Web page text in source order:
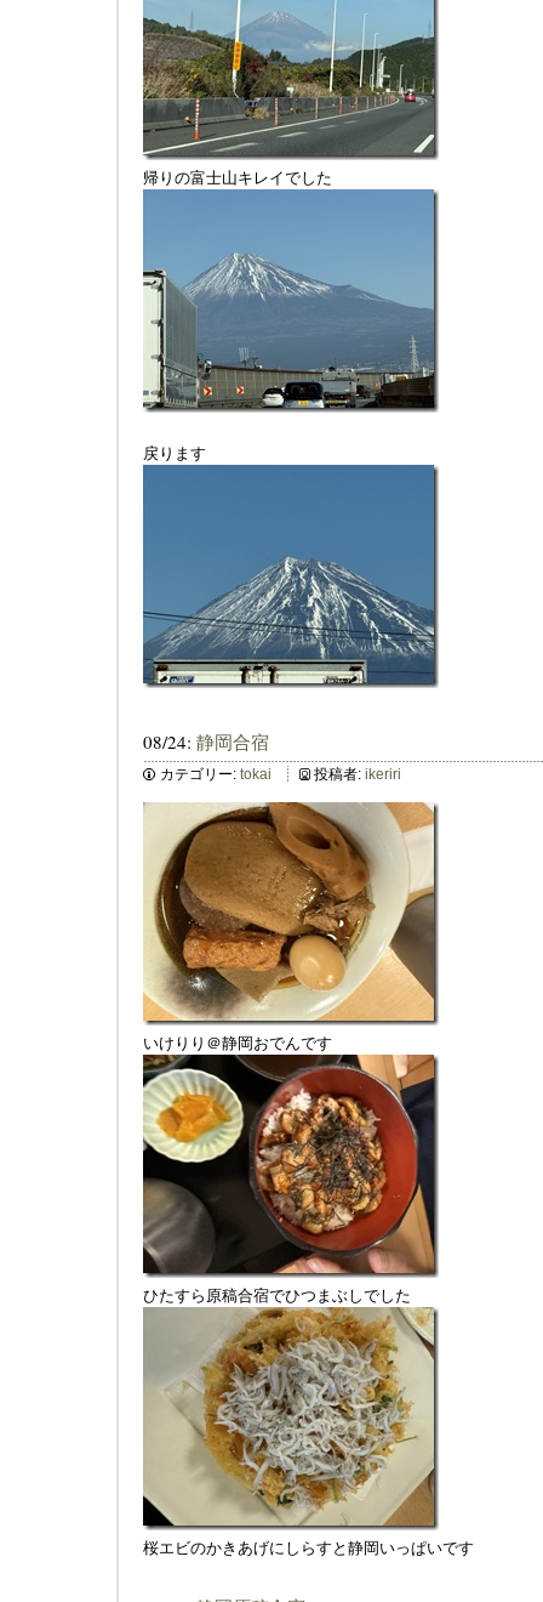
帰りの富士山キレイでした
戻ります
08/24: 静岡合宿
カテゴリー: tokai 投稿者: ikeriri
いけりり＠静岡おでんです
ひたすら原稿合宿でひつまぶしでした
桜エビのかきあげにしらすと静岡いっぱいです